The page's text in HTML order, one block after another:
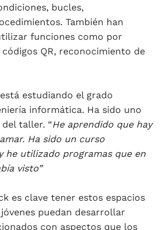
bucles,
También han
funciones como por
QR, reconocimiento de
estudiando el grado
informática. Ha sido uno
taller. “He aprendido que hay
Ha sido un curso
he utilizado programas que en
visto”
es clave tener estos espacios
puedan desarrollar
con aspectos que los